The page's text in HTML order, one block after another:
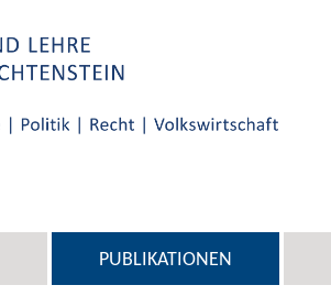
PUBLIKATIONEN